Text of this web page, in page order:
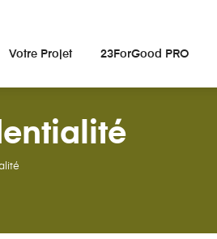
Votre Projet 23ForGood PRO